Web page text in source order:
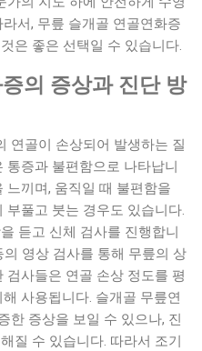
서, 무릎 슬개골 연골연화증
은 좋은 선택일 수 있습니다.
의 증상과 진단 방
연골이 손상되어 발생하는 질
통증과 불편함으로 나타납니
느끼며, 움직일 때 불편함을
부풀고 붓는 경우도 있습니다.
듣고 신체 검사를 진행합니
의 영상 검사를 통해 무릎의 상
검사들은 연골 손상 정도를 평
사용됩니다. 슬개골 무릎연
한 증상을 보일 수 있으나, 진
질 수 있습니다. 따라서 조기